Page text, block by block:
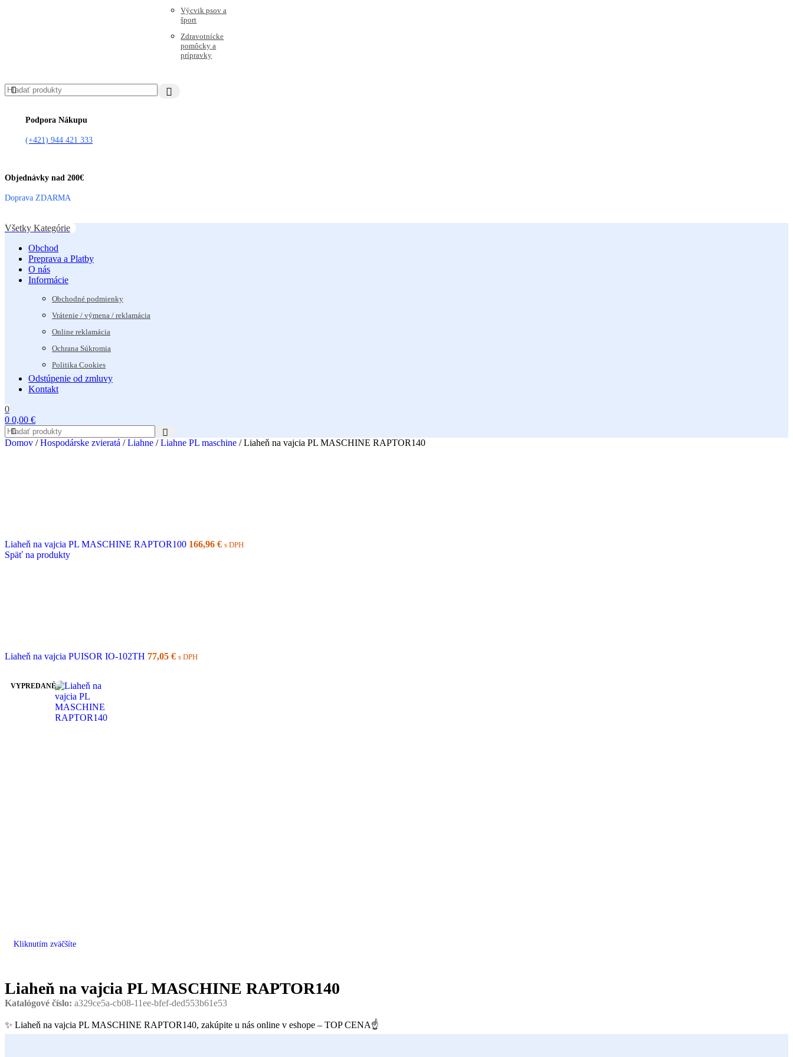
Výcvik psov a
šport
Zdravotnícke
pomôcky a
prípravky
Podpora Nákupu
(+421) 944 421 333
Objednávky nad 200€
Doprava ZDARMA
Všetky Kategórie
Obchod
Preprava a Platby
O nás
Informácie
Obchodné podmienky
Vrátenie / výmena / reklamácia
Online reklamácia
Ochrana Súkromia
Politika Cookies
Odstúpenie od zmluvy
Kontakt
0
0 0,00 €
Domov / Hospodárske zvieratá / Liahne / Liahne PL maschine / Liaheň na vajcia PL MASCHINE RAPTOR140
Liaheň na vajcia PL MASCHINE RAPTOR100 166,96 € s DPH
Späť na produkty
Liaheň na vajcia PUISOR IO-102TH 77,05 € s DPH
VYPREDANÉ
Kliknutím zväčšíte
Liaheň na vajcia PL MASCHINE RAPTOR140
Katalógové číslo: a329ce5a-cb08-11ee-bfef-ded553b61e53
✨ Liaheň na vajcia PL MASCHINE RAPTOR140, zakúpite u nás online v eshope – TOP CENA☝